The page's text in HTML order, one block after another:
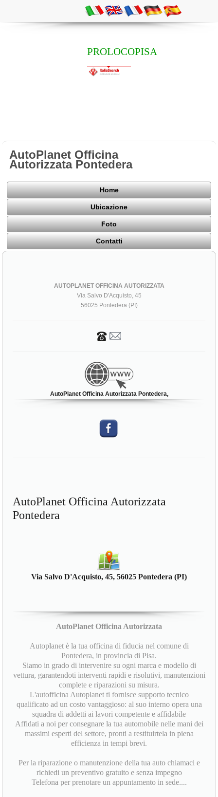
PROLOCOPISA
AutoPlanet Officina
Autorizzata Pontedera
Home
Ubicazione
Foto
Contatti
AUTOPLANET OFFICINA AUTORIZZATA
Via Salvo D'Acquisto, 45
56025 Pontedera (PI)
AutoPlanet Officina Autorizzata Pontedera,
AutoPlanet Officina Autorizzata
Pontedera
Via Salvo D'Acquisto, 45, 56025 Pontedera (PI)
AutoPlanet Officina Autorizzata
Autoplanet è la tua officina di fiducia nel comune di
Pontedera, in provincia di Pisa.
Siamo in grado di intervenire su ogni marca e modello di
vettura, garantendoti interventi rapidi e risolutivi, manutenzioni
complete e riparazioni su misura.
L'autofficina Autoplanet ti fornisce supporto tecnico
qualificato ad un costo vantaggioso: al suo interno opera una
squadra di addetti ai lavori competente e affidabile
Affidati a noi per consegnare la tua automobile nelle mani dei
massimi esperti del settore, pronti a restituirtela in piena
efficienza in tempi brevi.
Per la riparazione o manutenzione della tua auto chiamaci e
richiedi un preventivo gratuito e senza impegno
Telefona per prenotare un appuntamento in sede....